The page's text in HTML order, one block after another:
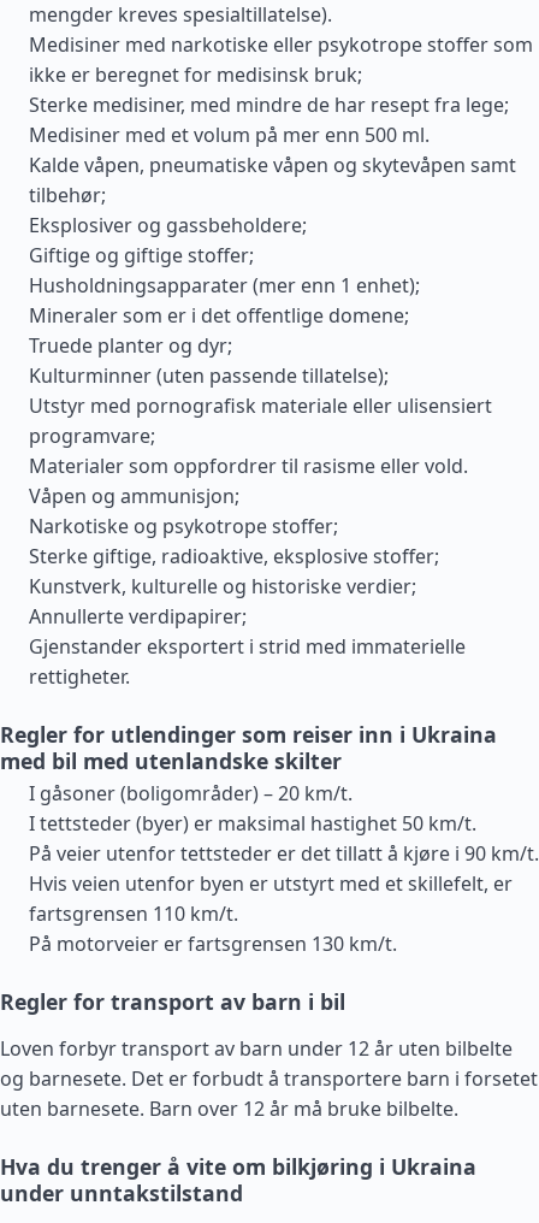
mengder kreves spesialtillatelse).
Medisiner med narkotiske eller psykotrope stoffer som
ikke er beregnet for medisinsk bruk;
Sterke medisiner, med mindre de har resept fra lege;
Medisiner med et volum på mer enn 500 ml.
Kalde våpen, pneumatiske våpen og skytevåpen samt
tilbehør;
Eksplosiver og gassbeholdere;
Giftige og giftige stoffer;
Husholdningsapparater (mer enn 1 enhet);
Mineraler som er i det offentlige domene;
Truede planter og dyr;
Kulturminner (uten passende tillatelse);
Utstyr med pornografisk materiale eller ulisensiert
programvare;
Materialer som oppfordrer til rasisme eller vold.
Våpen og ammunisjon;
Narkotiske og psykotrope stoffer;
Sterke giftige, radioaktive, eksplosive stoffer;
Kunstverk, kulturelle og historiske verdier;
Annullerte verdipapirer;
Gjenstander eksportert i strid med immaterielle
rettigheter.
Regler for utlendinger som reiser inn i Ukraina
med bil med utenlandske skilter
I gåsoner (boligområder) – 20 km/t.
I tettsteder (byer) er maksimal hastighet 50 km/t.
På veier utenfor tettsteder er det tillatt å kjøre i 90 km/t.
Hvis veien utenfor byen er utstyrt med et skillefelt, er
fartsgrensen 110 km/t.
På motorveier er fartsgrensen 130 km/t.
Regler for transport av barn i bil
Loven forbyr transport av barn under 12 år uten bilbelte
og barnesete. Det er forbudt å transportere barn i forsetet
uten barnesete. Barn over 12 år må bruke bilbelte.
Hva du trenger å vite om bilkjøring i Ukraina
under unntakstilstand